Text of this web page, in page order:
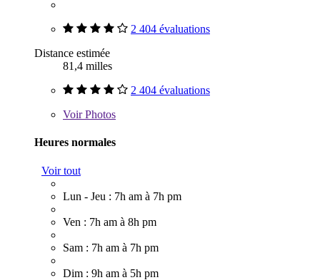
2 404 évaluations
Distance estimée
81,4 milles
2 404 évaluations
VoirPhotos
Heures normales
Voir tout
Lun - Jeu : 7h am à 7h pm
Ven : 7h am à 8h pm
Sam : 7h am à 7h pm
Dim : 9h am à 5h pm